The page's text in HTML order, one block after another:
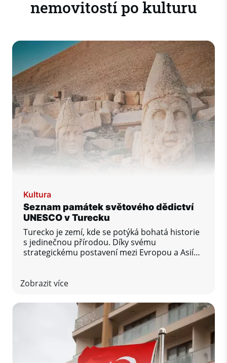
nemovitostí po kulturu
Kultura
Seznam památek světového dědictví
UNESCO v Turecku
Turecko je zemí, kde se potýká bohatá historie
s jedinečnou přírodou. Díky svému
strategickému postavení mezi Evropou a Asií
UNESCO se aktuálně nachází 21 lokalit v
Zobrazit více